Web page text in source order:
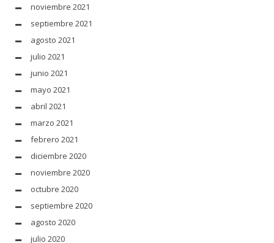
noviembre 2021
septiembre 2021
agosto 2021
julio 2021
junio 2021
mayo 2021
abril 2021
marzo 2021
febrero 2021
diciembre 2020
noviembre 2020
octubre 2020
septiembre 2020
agosto 2020
julio 2020